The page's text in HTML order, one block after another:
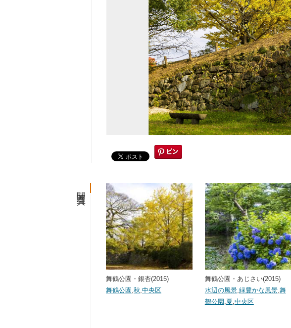
舞鶴公園・銀杏(2015)
舞鶴公園 秋 中央区
舞鶴公園・あじさい(2015)
水辺の風景, 緑豊かな風景, 舞
鶴公園 夏 中央区